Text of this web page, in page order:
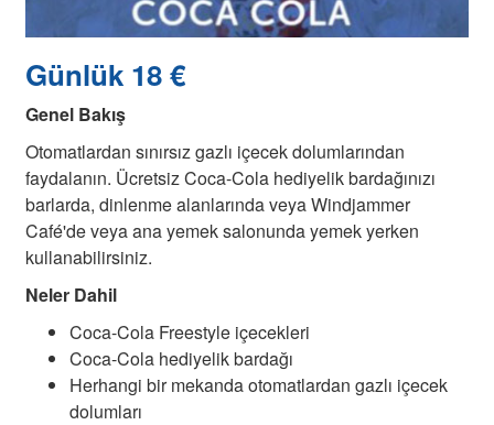
Günlük 18 €
Genel Bakış
Otomatlardan sınırsız gazlı içecek dolumlarından
faydalanın. Ücretsiz Coca-Cola hediyelik bardağınızı
barlarda, dinlenme alanlarında veya Windjammer
Café'de veya ana yemek salonunda yemek yerken
kullanabilirsiniz.
Neler Dahil
Coca-Cola Freestyle içecekleri
Coca-Cola hediyelik bardağı
Herhangi bir mekanda otomatlardan gazlı içecek
dolumları